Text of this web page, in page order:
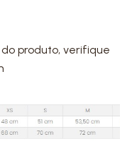
produto, verifique